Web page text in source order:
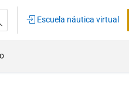
Escuela náutica virtual